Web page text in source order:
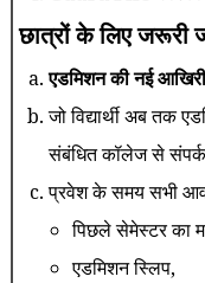
छात्रों के लिए जरूरी
एडमिशन की नई
जो विद्यार्थी अब तक
संबंधित कॉलेज से
प्रवेश के समय सभी
पिछले सेमेस्टर का
एडमिशन स्लिप,